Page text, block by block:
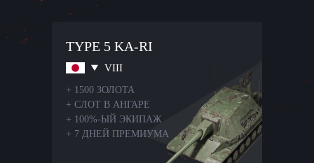
TYPE 5 KA-RI
VIII
+ 1500 ЗОЛОТА
+ СЛОТ В АНГАРЕ
+ 100%-ЫЙ ЭКИПАЖ
+ 7 ДНЕЙ ПРЕМИУМА